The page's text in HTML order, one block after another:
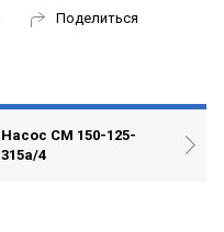
Поделиться
Насос СМ 150-125-
315а/4